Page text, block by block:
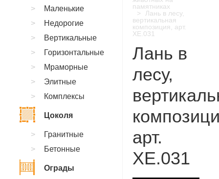
памятниках
Лань в лесу,
вертикальная
композиция, арт.
XE.031
Лань в
лесу,
арт.
XE.031
Маленькие
Недорогие
Вертикальные
Горизонтальные
Мраморные
Элитные
Комплексы
Цоколя
Гранитные
Бетонные
Ограды